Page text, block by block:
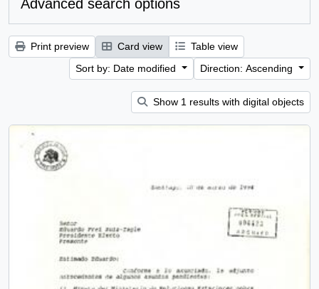
Advanced search options
Print preview Card view
Table view
Sort by: Date modified
Direction: Ascending
Show 1 results with digital objects